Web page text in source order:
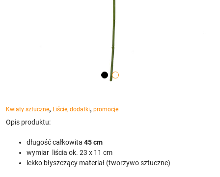
Kwiaty sztuczne, Liście, dodatki, promocje
Opis produktu:
długość całkowita 45 cm
wymiar liścia ok. 23 x 11 cm
lekko błyszczący materiał (tworzywo sztuczne)